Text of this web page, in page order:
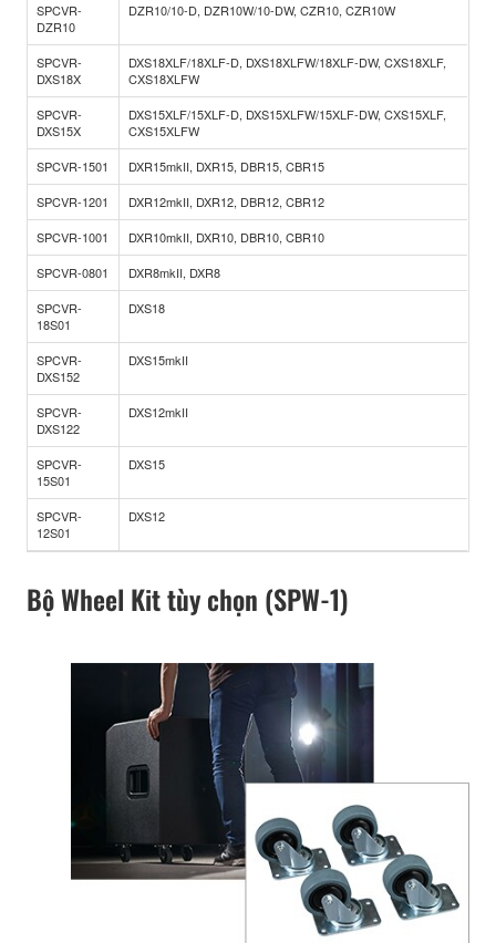
SPCVR-
DZR10
DZR10/10-D, DZR10W/10-DW, CZR10, CZR10W
SPCVR-
DXS18X
DXS18XLF/18XLF-D, DXS18XLFW/18XLF-DW, CXS18XLF,
CXS18XLFW
SPCVR-
DXS15X
DXS15XLF/15XLF-D, DXS15XLFW/15XLF-DW, CXS15XLF,
CXS15XLFW
SPCVR-1501
DXR15mkII, DXR15, DBR15, CBR15
SPCVR-1201
DXR12mkII, DXR12, DBR12, CBR12
SPCVR-1001
DXR10mkII, DXR10, DBR10, CBR10
SPCVR-0801
DXR8mkII, DXR8
SPCVR-
18S01
DXS18
SPCVR-
DXS152
DXS15mkII
SPCVR-
DXS122
DXS12mkII
SPCVR-
15S01
DXS15
SPCVR-
12S01
DXS12
Bộ Wheel Kit tùy chọn (SPW-1)